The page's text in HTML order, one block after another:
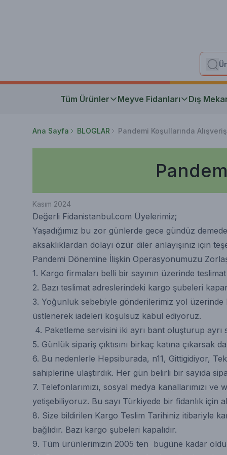
Tüm Ürünler Meyve Fidanları Dış
Ana Sayfa BLOGLAR Pandemi Koşullarında
Kasım 2024
Değerli Fidanistanbul.com Üyelerimiz;
Yaşadığımız bu zor günlerde gece gündüz
aksaklıklardan dolayı özür diler anlayışınız için
Pandemi Dönemine İlişkin Operasyonumuzu
1. Kargo firmaları belli bir sayının üzerinde
2. Bazı teslimat adreslerindeki kargo şubeleri
3. Yoğunluk sebebiyle gönderilerimiz yol
üstlenerek iadeleri koşulsuz kabul ediyoruz.
4. Paketleme servisini iki ayrı bant oluşturup ayrı
5. Günlük sipariş çıktısını birkaç katına
6. Bu nedenlerle Hepsiburada, n11, Gittigidiyor,
sahiplerine ulaştırdık. Her gün belirli bir sayıda
7. Telefonlarımızı, sosyal medya kanallarımızı
yetişebiliyoruz. Bu sayı Türkiyede bir fidanlık için
8. Size bildirilen Kargo Teslim Tarihiniz itibariyle
bağlıdır. Bazı kargo şubeleri kapalıdır.
9. Tüm ürünlerimizin 2005 ten bugüne kadar